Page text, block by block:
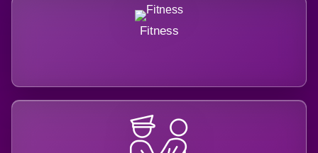
Fitness